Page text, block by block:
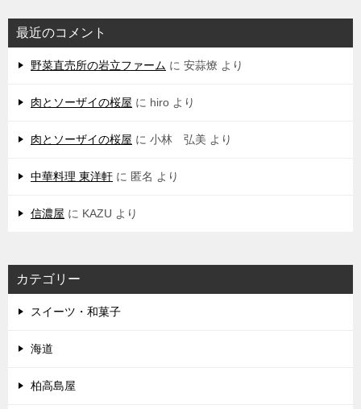
最近のコメント
野菜直売所の岩立ファーム に 安蒜燎 より
肉とソーザイの桜屋 に hiro より
肉とソーザイの桜屋 に 小林 弘美 より
中華料理 東洋軒 に 匿名 より
信濃屋 に KAZU より
カテゴリー
スイーツ・和菓子
海道
柏高島屋